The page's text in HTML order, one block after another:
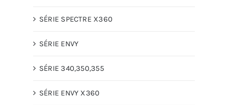
SÉRIE SPECTRE X360
SÉRIE ENVY
SÉRIE 340,350,355
SÉRIE ENVY X360